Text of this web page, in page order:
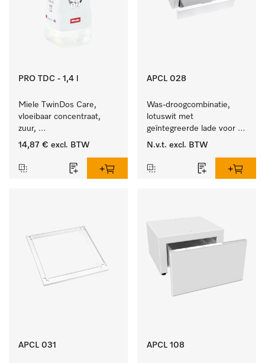
PRO TDC - 1,4 l
Miele TwinDos Care,
vloeibaar concentraat,
zuur,
1,4 l Reinigingsmiddel
doseersysteem.
14,87 € excl. BTW
APCL 028
Was-droogcombinatie,
lotuswit met
geïntegreerde lade voor
een bijzonder
droogzuil. .
N.v.t. excl. BTW
APCL 031 APCL 108